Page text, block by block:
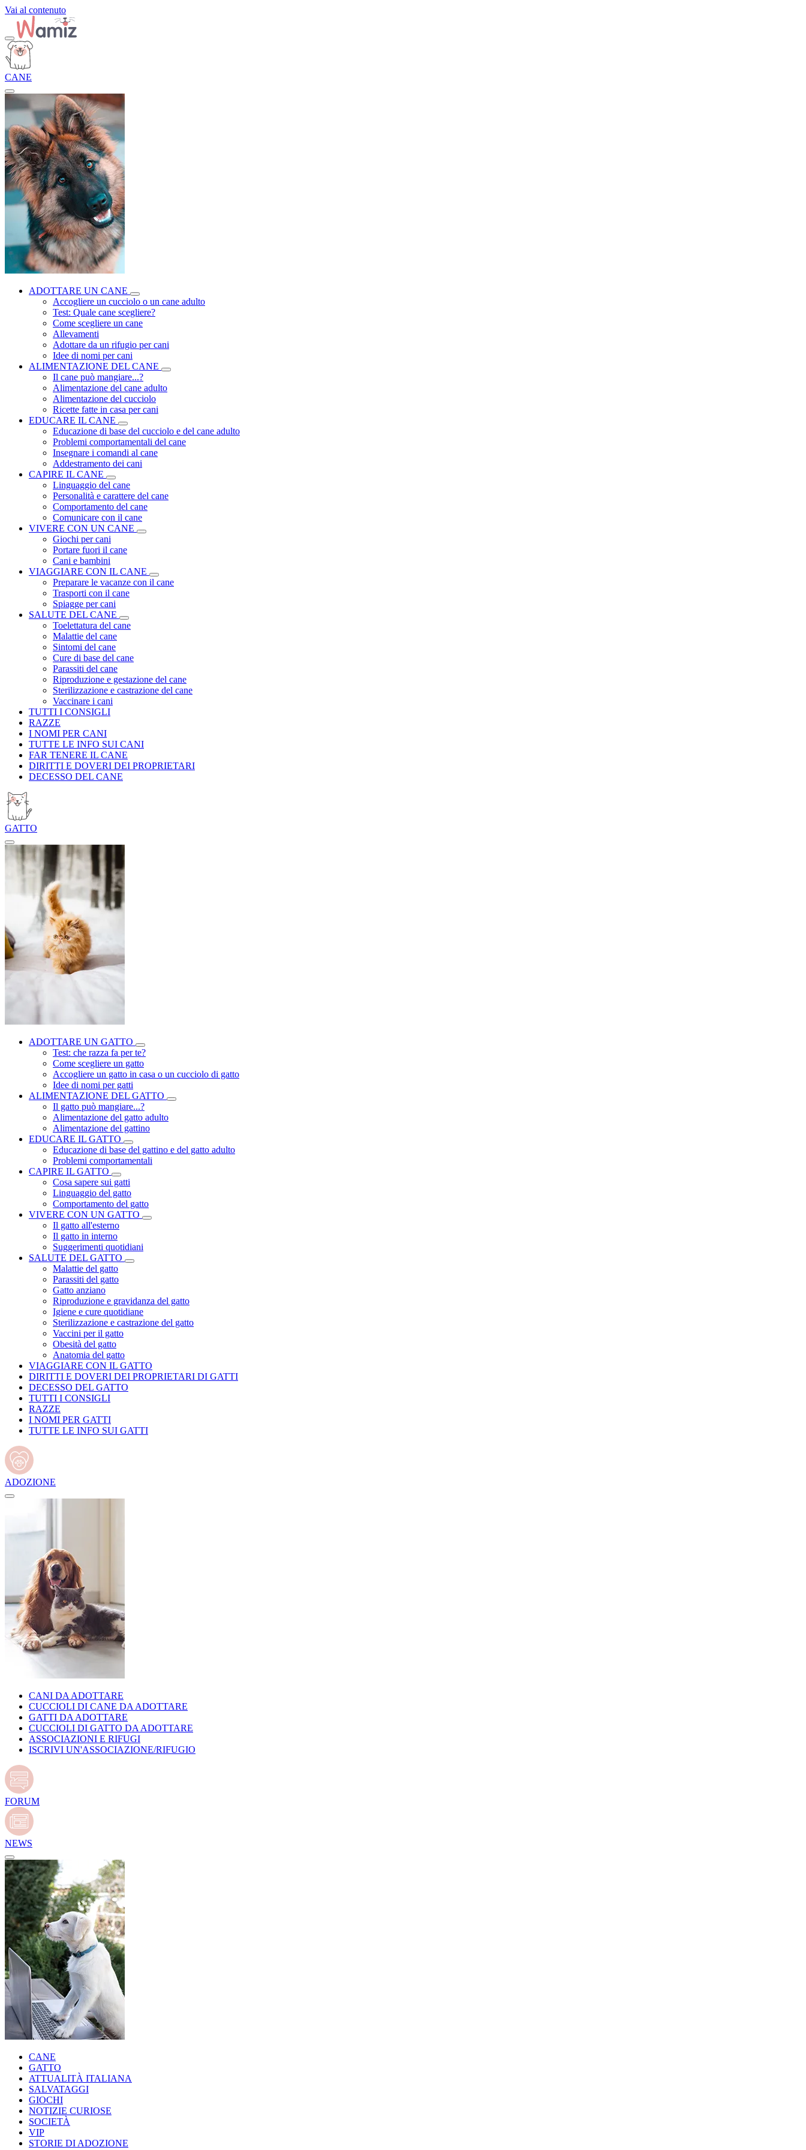
Vai al contenuto
CANE
ADOTTARE UN CANE
Accogliere un cucciolo o un cane adulto
Test: Quale cane scegliere?
Come scegliere un cane
Allevamenti
Adottare da un rifugio per cani
Idee di nomi per cani
ALIMENTAZIONE DEL CANE
Il cane può mangiare...?
Alimentazione del cane adulto
Alimentazione del cucciolo
Ricette fatte in casa per cani
EDUCARE IL CANE
Educazione di base del cucciolo e del cane adulto
Problemi comportamentali del cane
Insegnare i comandi al cane
Addestramento dei cani
CAPIRE IL CANE
Linguaggio del cane
Personalità e carattere del cane
Comportamento del cane
Comunicare con il cane
VIVERE CON UN CANE
Giochi per cani
Portare fuori il cane
Cani e bambini
VIAGGIARE CON IL CANE
Preparare le vacanze con il cane
Trasporti con il cane
Spiagge per cani
SALUTE DEL CANE
Toelettatura del cane
Malattie del cane
Sintomi del cane
Cure di base del cane
Parassiti del cane
Riproduzione e gestazione del cane
Sterilizzazione e castrazione del cane
Vaccinare i cani
TUTTI I CONSIGLI
RAZZE
I NOMI PER CANI
TUTTE LE INFO SUI CANI
FAR TENERE IL CANE
DIRITTI E DOVERI DEI PROPRIETARI
DECESSO DEL CANE
GATTO
ADOTTARE UN GATTO
Test: che razza fa per te?
Come scegliere un gatto
Accogliere un gatto in casa o un cucciolo di gatto
Idee di nomi per gatti
ALIMENTAZIONE DEL GATTO
Il gatto può mangiare...?
Alimentazione del gatto adulto
Alimentazione del gattino
EDUCARE IL GATTO
Educazione di base del gattino e del gatto adulto
Problemi comportamentali
CAPIRE IL GATTO
Cosa sapere sui gatti
Linguaggio del gatto
Comportamento del gatto
VIVERE CON UN GATTO
Il gatto all'esterno
Il gatto in interno
Suggerimenti quotidiani
SALUTE DEL GATTO
Malattie del gatto
Parassiti del gatto
Gatto anziano
Riproduzione e gravidanza del gatto
Igiene e cure quotidiane
Sterilizzazione e castrazione del gatto
Vaccini per il gatto
Obesità del gatto
Anatomia del gatto
VIAGGIARE CON IL GATTO
DIRITTI E DOVERI DEI PROPRIETARI DI GATTI
DECESSO DEL GATTO
TUTTI I CONSIGLI
RAZZE
I NOMI PER GATTI
TUTTE LE INFO SUI GATTI
ADOZIONE
CANI DA ADOTTARE
CUCCIOLI DI CANE DA ADOTTARE
GATTI DA ADOTTARE
CUCCIOLI DI GATTO DA ADOTTARE
ASSOCIAZIONI E RIFUGI
ISCRIVI UN'ASSOCIAZIONE/RIFUGIO
FORUM
NEWS
CANE
GATTO
ATTUALITÀ ITALIANA
SALVATAGGI
GIOCHI
NOTIZIE CURIOSE
SOCIETÀ
VIP
STORIE DI ADOZIONE